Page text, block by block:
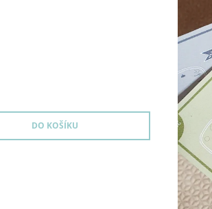
DO KOŠÍKU